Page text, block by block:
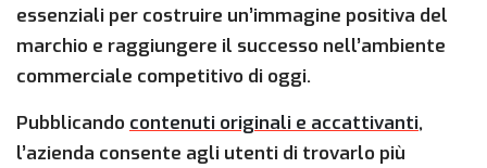
essenziali per costruire un’immagine positiva del
marchio e raggiungere il successo nell’ambiente
commerciale competitivo di oggi.
Pubblicando contenuti originali e accattivanti,
l’azienda consente agli utenti di trovarlo più